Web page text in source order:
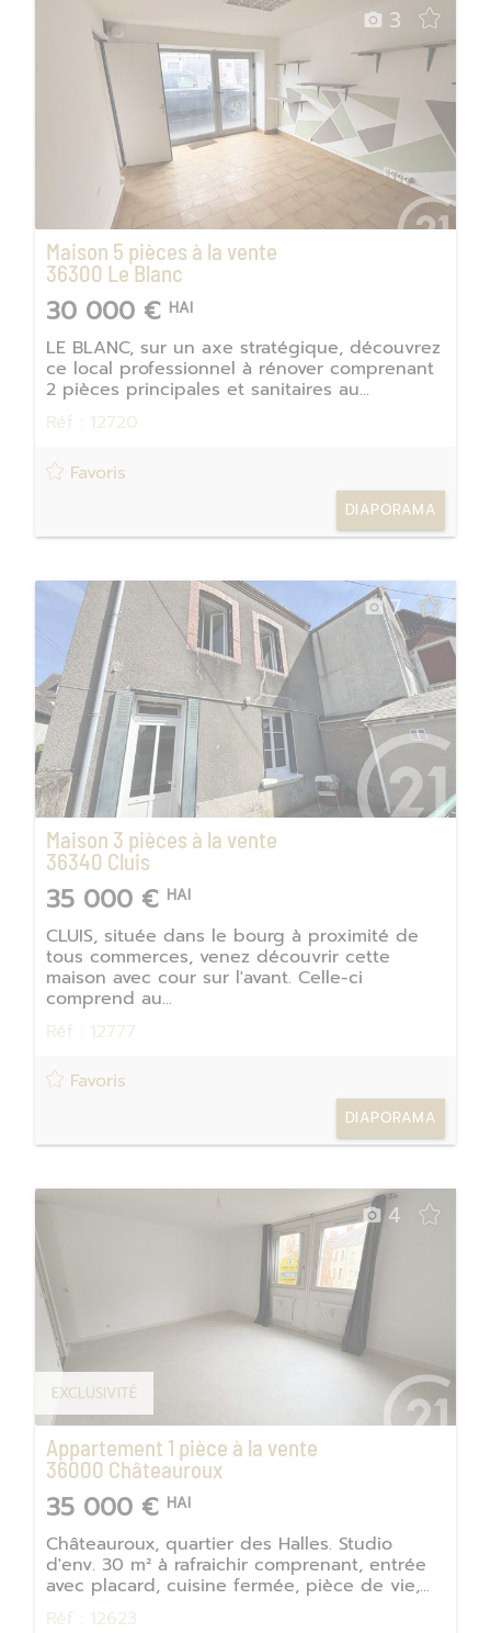
3
Maison 5 pièces à la vente
36300 Le Blanc
30 000 € HAI
LE BLANC, sur un axe stratégique, découvrez
ce local professionnel à rénover comprenant
2 pièces principales et sanitaires au...
Réf : 12720
Favoris
DIAPORAMA
7
Maison 3 pièces à la vente
36340 Cluis
35 000 € HAI
CLUIS, située dans le bourg à proximité de
tous commerces, venez découvrir cette
maison avec cour sur l'avant. Celle-ci
comprend au...
Réf : 12777
Favoris
DIAPORAMA
EXCLUSIVITÉ
4
Appartement 1 pièce à la vente
36000 Châteauroux
35 000 € HAI
Châteauroux, quartier des Halles. Studio
d'env. 30 m² à rafraichir comprenant, entrée
avec placard, cuisine fermée, pièce de vie,...
Réf : 12623